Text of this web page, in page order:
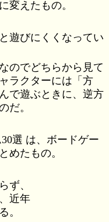
変えたもの。
遊びにくくなってい
のでどちらから見て
ラクターには「方
で遊ぶときに、逆方
だ。
選 は、ボードゲー
めたもの。
ず、
近年
。